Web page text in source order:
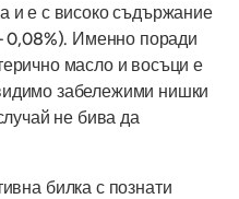
и е с високо съдържание
0,08%). Именно поради
масло и восъци е
забележими нишки
не бива да
билка с познати